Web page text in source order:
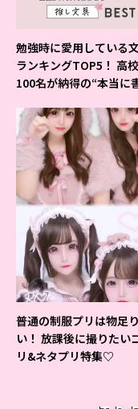
勉強時に愛用している
ランキングTOP5！ 高
100名が納得の“本当に
普通の制服プリは物足
い！ 放課後に撮りたい
リ&ネタプリ特集♡